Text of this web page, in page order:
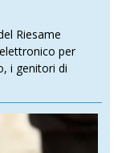
Riesame
per
i genitori di